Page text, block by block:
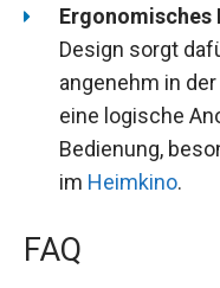
Ergonomisches
Design sorgt
angenehm in
eine logische
Bedienung,
im Heimkino.
FAQ